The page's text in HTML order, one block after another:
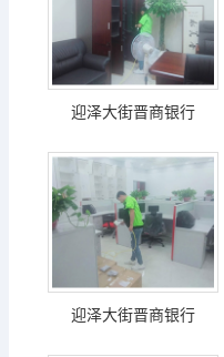
迎泽大街晋商银行
迎泽大街晋商银行